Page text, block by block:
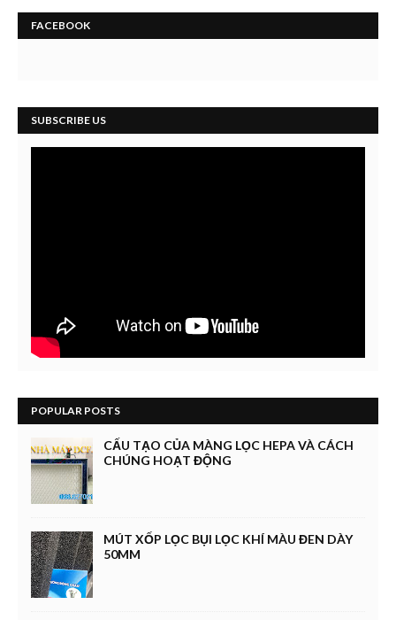
FACEBOOK
SUBSCRIBE US
POPULAR POSTS
CẤU TẠO CỦA MÀNG LỌC HEPA VÀ CÁCH
CHÚNG HOẠT ĐỘNG
MÚT XỐP LỌC BỤI LỌC KHÍ MÀU ĐEN DÀY
50MM